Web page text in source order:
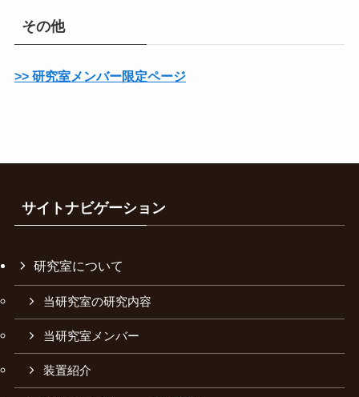
その他
>> 研究室メンバー限定ページ
サイトナビゲーション
研究室について
当研究室の研究内容
当研究室メンバー
装置紹介